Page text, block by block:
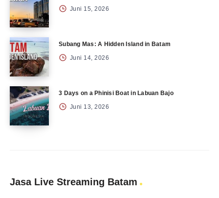
Juni 15, 2026
Subang Mas: A Hidden Island in Batam
Juni 14, 2026
3 Days on a Phinisi Boat in Labuan Bajo
Juni 13, 2026
Jasa Live Streaming Batam